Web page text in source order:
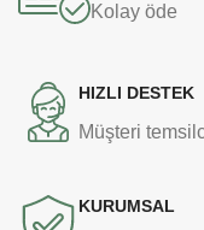
Kolay öde
HIZLI DESTEK
Müşteri
KURUMSAL